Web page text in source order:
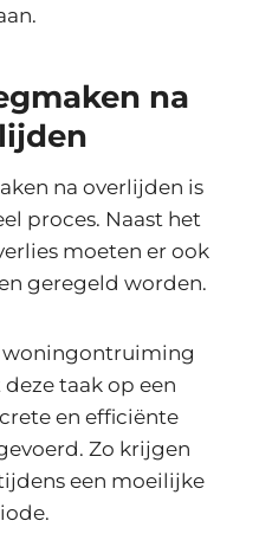
na
na overlijden is
proces. Naast het
moeten er ook
geregeld worden.
woningontruiming
taak op een
en efficiënte
Zo krijgen
een moeilijke